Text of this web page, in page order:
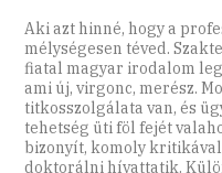
Aki azt hinné, hogy a
mélységesen téved.
fiatal magyar irodalom
ami új, virgonc, merész.
titkosszolgálata van, és
tehetség üti föl fejét
bizonyít, komoly
doktorálni hívattatik.